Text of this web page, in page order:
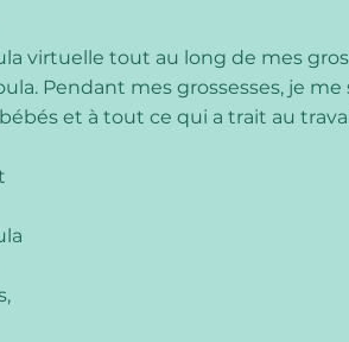
virtuelle tout au long de mes
Pendant mes grossesses, je me
et à tout ce qui a trait au